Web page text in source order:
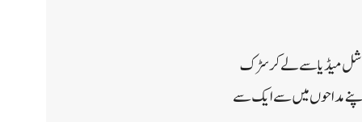
میڈیا سے لے کر سڑک
مداحوں میں سے ایک سے